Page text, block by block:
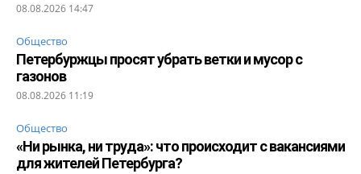
08.08.2026 14:47
Общество
Петербуржцы просят убрать ветки и мусор с
газонов
08.08.2026 11:19
Общество
«Ни рынка, ни труда»: что происходит с вакансиями
для жителей Петербурга?